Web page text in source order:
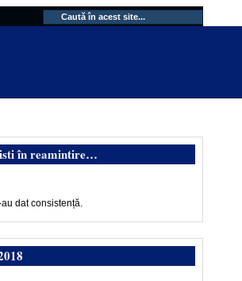
în reamintire…
dat consistență.